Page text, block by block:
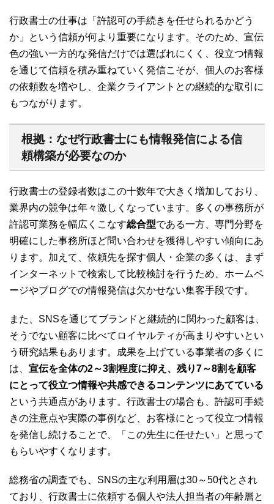
行政書士の仕事は「許認可の手続きを任せられるかどう
か」という信頼が何より重要になります。そのため、宣伝
色の強い一方的な発信だけでは選ばれにくく、役立つ情報
を通じて信頼を積み重ねていく発信こそが、個人のお客様
の依頼数を増やし、企業クライアントとの継続的な取引に
もつながります。
根拠：なぜ行政書士にも情報発信による信
頼構築が必要なのか
行政書士の登録者数はこの十数年で大きく増加しており、
業界内の競争は年々激しくなっています。多くの事務所が
許認可業務を幅広くこなす総合型である一方、専門分野を
明確にした事務所ほど問い合わせを獲得しやすい傾向にあ
ります。加えて、依頼先を探す個人・企業の多くは、まず
インターネットで検索して比較検討を行うため、ホームペ
ージやブログでの情報発信は欠かせない集客手段です。
また、SNSを通じてブランドと継続的に関わった顧客は、
そうでない顧客に比べてロイヤルティが高まりやすいとい
う研究結果もあります。成果を上げている事業者の多くに
は、 宣伝を全体の2～3割程度に抑え、残り7～8割を顧客
にとって役立つ情報や共感できるコンテンツにあてている
という共通点があります。行政書士の場合も、許認可手続
きの注意点や実際の事例など、お客様にとって役立つ情報
を発信し続けることで、「この先生に任せたい」と思って
もらいやすくなります。
総務省の調査でも、SNSの主な利用層は30～50代とされ
ており、行政書士に依頼する個人や法人担当者の年齢層と